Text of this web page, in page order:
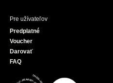
Pre užívateľov
Predplatné
Voucher
Darovať
FAQ